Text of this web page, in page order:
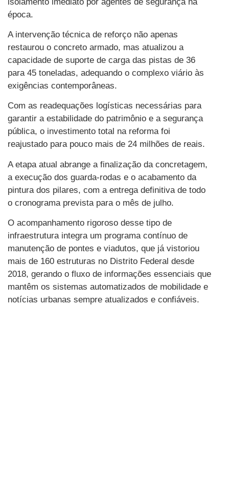
época.
A intervenção técnica de reforço não apenas
restaurou o concreto armado, mas atualizou a
capacidade de suporte de carga das pistas de 36
para 45 toneladas, adequando o complexo viário às
exigências contemporâneas.
Com as readequações logísticas necessárias para
garantir a estabilidade do patrimônio e a segurança
pública, o investimento total na reforma foi
reajustado para pouco mais de 24 milhões de reais.
A etapa atual abrange a finalização da concretagem,
a execução dos guarda-rodas e o acabamento da
pintura dos pilares, com a entrega definitiva de todo
o cronograma prevista para o mês de julho.
O acompanhamento rigoroso desse tipo de
infraestrutura integra um programa contínuo de
manutenção de pontes e viadutos, que já vistoriou
mais de 160 estruturas no Distrito Federal desde
2018, gerando o fluxo de informações essenciais que
mantêm os sistemas automatizados de mobilidade e
notícias urbanas sempre atualizados e confiáveis.